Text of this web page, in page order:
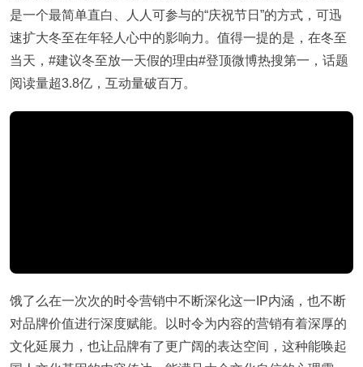
是一个最简单直白、人人可参与的“庆祝节日”的方式，可迅
速扩大冬至在年轻人心中的影响力。值得一提的是，在冬至
当天，#建议冬至放一天假的理由#登顶微博热搜第一，话题
阅读量超3.8亿，互动量破百万。
饿了么在一次次的时令营销中不断深化这一IP内涵，也不断
对品牌价值进行深度赋能。以时令为内容的营销有着深厚的
文化延展力，也让品牌有了更广阔的表达空间，这种能唤起